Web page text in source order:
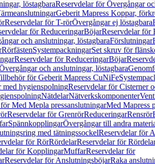
löstagbaraReservdelar för Övergångar
Geberit Mapress Koppar,
Reservdelar för T-rörÖvergångar ej löstagbara
för ReduceringarBöjarReservdelar för
och anslutningar, löstagbaraFörslutningar
RörfästenSystempackningarSet skruv för
Reservdelar för ReduceringarBöjar
och anslutningar, löstagbara
för Geberit Mapress CuNiFe
med hygienspolningReservdelar för Cisterner
NätdelarNätverkskomponenter
Med Mepla pressanslutningarMed Mapress
Reservdelar för GrenrörReduceringarRensrör
SpännkopplingarÖvergångar till andra
med tätningssockelReservdelar för
för RörRördelarReservdelar för
för KopplingarMuffarReservdelar för
Reservdelar för AnslutningsböjarRaka